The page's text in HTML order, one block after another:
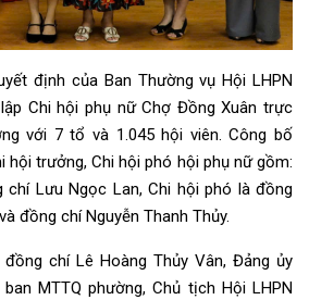
định của Ban Thường vụ Hội LHPN
Chi hội phụ nữ Chợ Đồng Xuân trực
với 7 tổ và 1.045 hội viên. Công bố
hội trưởng, Chi hội phó hội phụ nữ gồm:
Lưu Ngọc Lan, Chi hội phó là đồng
đồng chí Nguyễn Thanh Thủy.
chí Lê Hoàng Thủy Vân, Đảng ủy
MTTQ phường, Chủ tịch Hội LHPN